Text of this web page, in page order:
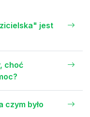
jest
choć
czym było